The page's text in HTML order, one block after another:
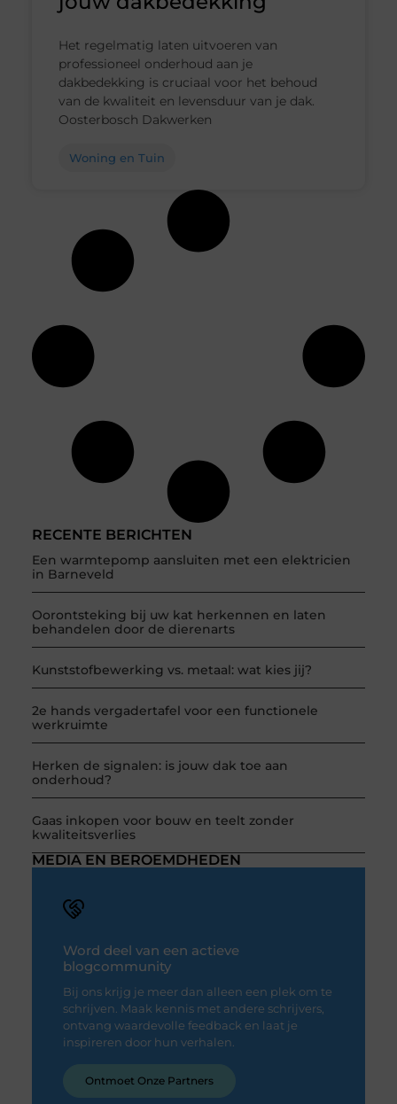
RECENTE BERICHTEN
Een warmtepomp aansluiten met een elektricien
in Barneveld
Oorontsteking bij uw kat herkennen en laten
behandelen door de dierenarts
Kunststofbewerking vs. metaal: wat kies jij?
2e hands vergadertafel voor een functionele
werkruimte
Herken de signalen: is jouw dak toe aan
onderhoud?
Gaas inkopen voor bouw en teelt zonder
kwaliteitsverlies
MEDIA EN BEROEMDHEDEN
Word deel van een actieve
blogcommunity
Bij ons krijg je meer dan alleen een plek om te
schrijven. Maak kennis met andere schrijvers,
ontvang waardevolle feedback en laat je
inspireren door hun verhalen.
Ontmoet Onze Partners
Het regelmatig laten uitvoeren van
professioneel onderhoud aan je
dakbedekking is cruciaal voor het behoud
van de kwaliteit en levensduur van je dak.
Oosterbosch Dakwerken
Woning en Tuin